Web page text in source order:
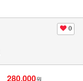
0
280,000원